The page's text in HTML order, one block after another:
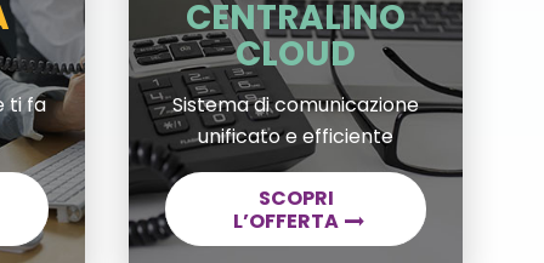
ti fa
CENTRALINO
CLOUD
Sistema di comunicazione
unificato e efficiente
SCOPRI
L’OFFERTA